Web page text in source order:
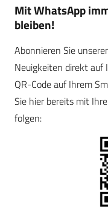
Mit WhatsApp
bleiben!
Abonnieren Sie
Neuigkeiten direkt auf
QR-Code auf Ihrem
Sie hier bereits mit
folgen: